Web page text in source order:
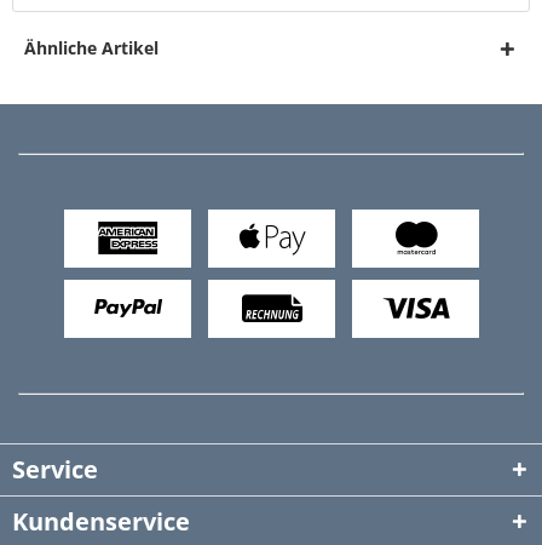
Ähnliche Artikel
Service
Kundenservice